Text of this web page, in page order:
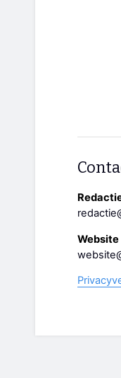
Website